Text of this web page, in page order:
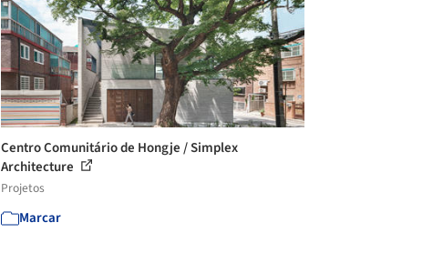
Centro Comunitário de Hongje / Simplex
Architecture
Projetos
Marcar